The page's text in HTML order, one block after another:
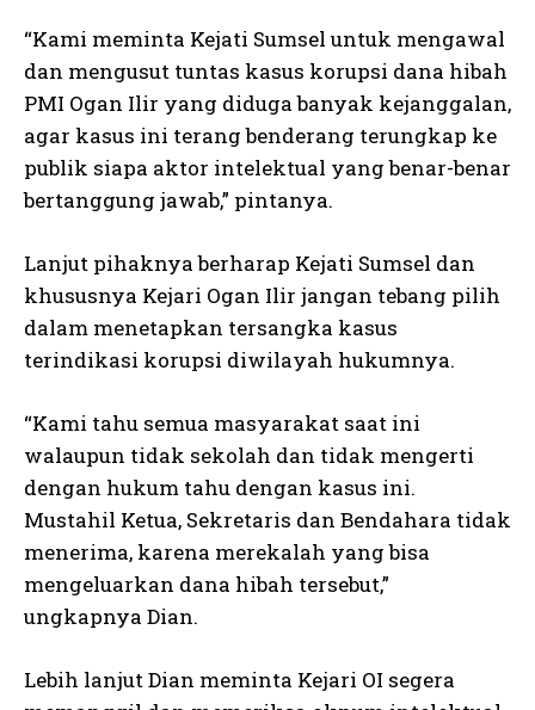
“Kami meminta Kejati Sumsel untuk mengawal
dan mengusut tuntas kasus korupsi dana hibah
PMI Ogan Ilir yang diduga banyak kejanggalan,
agar kasus ini terang benderang terungkap ke
publik siapa aktor intelektual yang benar-benar
bertanggung jawab,” pintanya.
Lanjut pihaknya berharap Kejati Sumsel dan
khususnya Kejari Ogan Ilir jangan tebang pilih
dalam menetapkan tersangka kasus
terindikasi korupsi diwilayah hukumnya.
“Kami tahu semua masyarakat saat ini
walaupun tidak sekolah dan tidak mengerti
dengan hukum tahu dengan kasus ini.
Mustahil Ketua, Sekretaris dan Bendahara tidak
menerima, karena merekalah yang bisa
mengeluarkan dana hibah tersebut,”
ungkapnya Dian.
Lebih lanjut Dian meminta Kejari OI segera